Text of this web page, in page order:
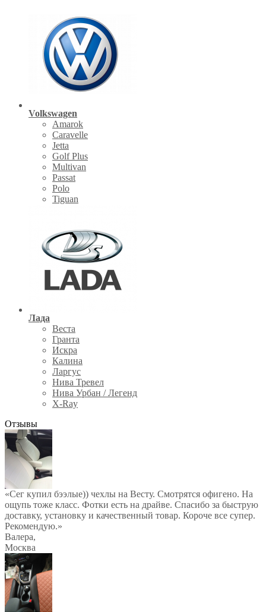
Volkswagen
Amarok
Caravelle
Jetta
Golf Plus
Multivan
Passat
Polo
Tiguan
Лада
Веста
Гранта
Искра
Калина
Ларгус
Нива Тревел
Нива Урбан / Легенд
X-Ray
Отзывы
«Сег купил бээлые)) чехлы на Весту. Смотрятся офигено. На
ощупь тоже класс. Фотки есть на драйве. Спасибо за быструю
доставку, установку и качественный товар. Короче все супер.
Рекомендую.»
Валера,
Москва